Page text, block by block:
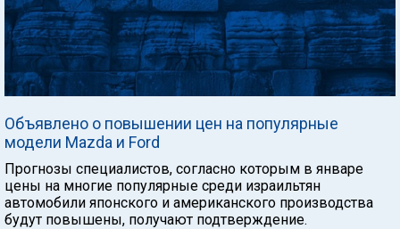
Объявлено о повышении цен на популярные
модели Mazda и Ford
Прогнозы специалистов, согласно которым в январе
цены на многие популярные среди израильтян
автомобили японского и американского производства
будут повышены, получают подтверждение.